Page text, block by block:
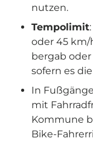
nutzen.
Tempolimit
oder 45
bergab
sofern es
In
mit
Kommune
Bike-